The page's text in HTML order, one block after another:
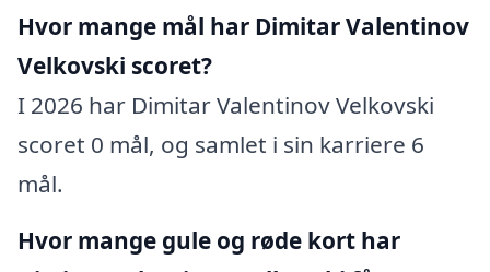
Hvor mange mål har Dimitar Valentinov
Velkovski scoret?
I 2026 har Dimitar Valentinov Velkovski
scoret 0 mål, og samlet i sin karriere 6
mål.
Hvor mange gule og røde kort har